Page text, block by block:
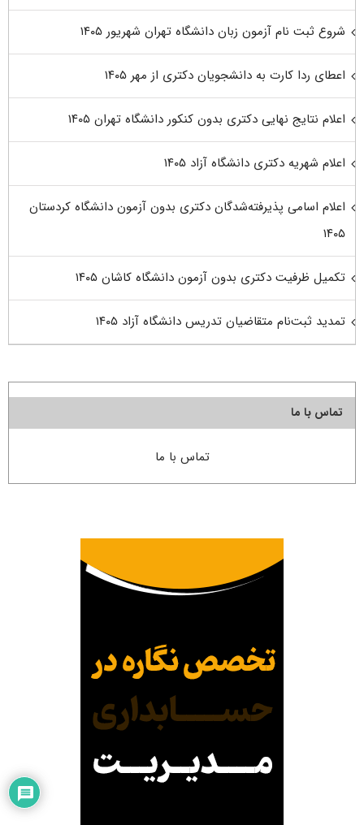
شروع ثبت نام آزمون زبان دانشگاه تهران شهریور ۱۴۰۵
اعطای ردا کارت به دانشجویان دکتری از مهر ۱۴۰۵
اعلام نتایج نهایی دکتری بدون کنکور دانشگاه تهران ۱۴۰۵
اعلام شهریه دکتری دانشگاه آزاد ۱۴۰۵
اعلام اسامی پذیرفته‌شدگان دکتری بدون آزمون دانشگاه کردستان
۱۴۰۵
تکمیل ظرفیت دکتری بدون آزمون دانشگاه کاشان ۱۴۰۵
تمدید ثبت‌نام متقاضیان تدریس دانشگاه آزاد ۱۴۰۵
تماس با ما
تماس با ما